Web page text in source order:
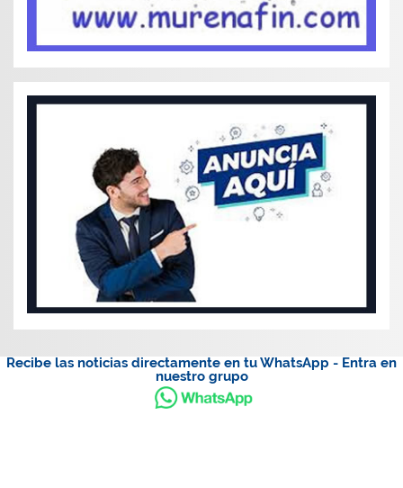
Recibe las noticias directamente en tu WhatsApp - Entra en
nuestro grupo